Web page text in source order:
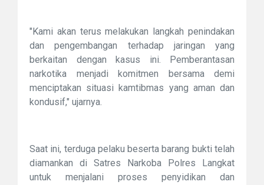
"Kami akan terus melakukan langkah penindakan
dan pengembangan terhadap jaringan yang
berkaitan dengan kasus ini. Pemberantasan
narkotika menjadi komitmen bersama demi
menciptakan situasi kamtibmas yang aman dan
kondusif," ujarnya.
Saat ini, terduga pelaku beserta barang bukti telah
diamankan di Satres Narkoba Polres Langkat
untuk menjalani proses penyidikan dan